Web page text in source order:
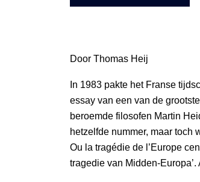
Door Thomas Heij
In 1983 pakte het Franse
essay van een van de
beroemde filosofen Martin
hetzelfde nummer, maar toch
Ou la tragédie de l’Europe
tragedie van Midden-